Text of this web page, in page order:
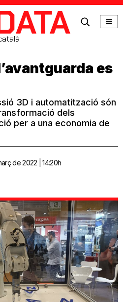
es
3D i automatització són
dels
per a una economia de
de 2022 | 14:20h